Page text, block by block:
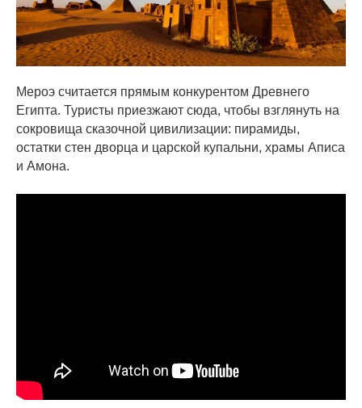
Мероэ считается прямым конкурентом Древнего
Египта. Туристы приезжают сюда, чтобы взглянуть на
сокровища сказочной цивилизации: пирамиды,
остатки стен дворца и царской купальни, храмы Аписа
и Амона.